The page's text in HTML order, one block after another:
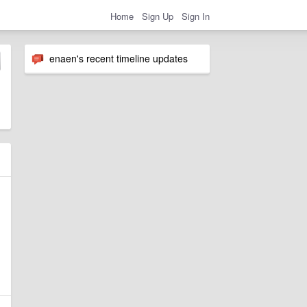
Home Sign Up Sign In
enaen's recent timeline updates